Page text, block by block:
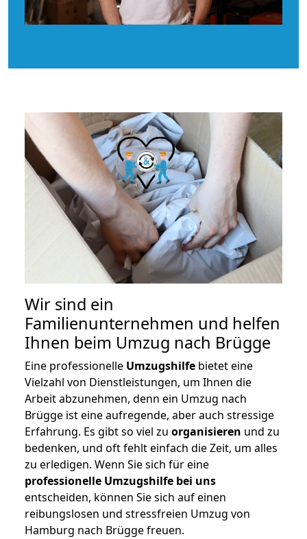
Wir sind ein
Familienunternehmen und helfen
Ihnen beim Umzug nach Brügge
Eine professionelle Umzugshilfe bietet eine
Vielzahl von Dienstleistungen, um Ihnen die
Arbeit abzunehmen, denn ein Umzug nach
Brügge ist eine aufregende, aber auch stressige
Erfahrung. Es gibt so viel zu organisieren und zu
bedenken, und oft fehlt einfach die Zeit, um alles
zu erledigen. Wenn Sie sich für eine
professionelle Umzugshilfe bei uns
entscheiden, können Sie sich auf einen
reibungslosen und stressfreien Umzug von
Hamburg nach Brügge freuen.